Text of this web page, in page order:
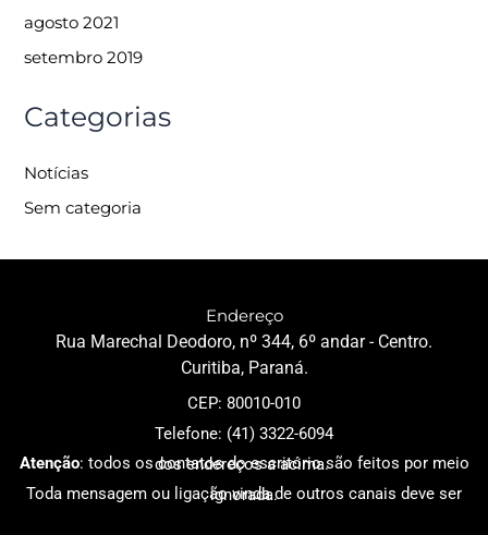
agosto 2021
setembro 2019
Categorias
Notícias
Sem categoria
Endereço
Rua Marechal Deodoro, nº 344, 6º andar - Centro.
Curitiba, Paraná.
CEP: 80010-010
Telefone: (41) 3322-6094
Atenção
: todos os contatos do escritório são feitos por meio dos endereços a acima.
Toda mensagem ou ligação vinda de outros canais deve ser ignorada.